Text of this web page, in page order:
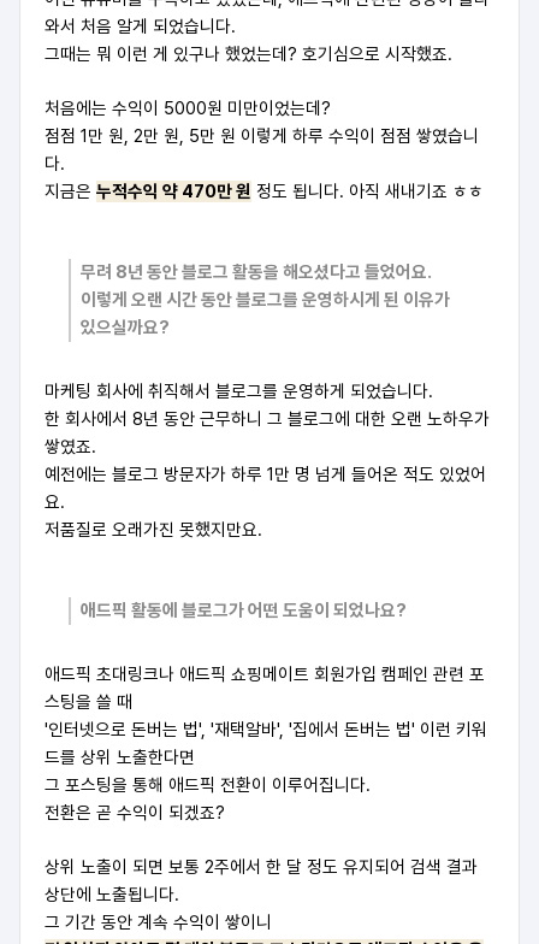
와서 처음 알게 되었습니다.
그때는 뭐 이런 게 있구나 했었는데? 호기심으로 시작했죠.
처음에는 수익이 5000원 미만이었는데?
점점 1만 원, 2만 원, 5만 원 이렇게 하루 수익이 점점 쌓였습니
다.
지금은 누적수익 약 470만 원 정도 됩니다. 아직 새내기죠 ㅎㅎ
무려 8년 동안 블로그 활동을 해오셨다고 들었어요.
이렇게 오랜 시간 동안 블로그를 운영하시게 된 이유가
있으실까요?
마케팅 회사에 취직해서 블로그를 운영하게 되었습니다.
한 회사에서 8년 동안 근무하니 그 블로그에 대한 오랜 노하우가
쌓였죠.
예전에는 블로그 방문자가 하루 1만 명 넘게 들어온 적도 있었어
요.
저품질로 오래가진 못했지만요.
애드픽 활동에 블로그가 어떤 도움이 되었나요?
애드픽 초대링크나 애드픽 쇼핑메이트 회원가입 캠페인 관련 포
스팅을 쓸 때
'인터넷으로 돈버는 법', '재택알바', '집에서 돈버는 법' 이런 키워
드를 상위 노출한다면
그 포스팅을 통해 애드픽 전환이 이루어집니다.
전환은 곧 수익이 되겠죠?
상위 노출이 되면 보통 2주에서 한 달 정도 유지되어 검색 결과
상단에 노출됩니다.
그 기간 동안 계속 수익이 쌓이니